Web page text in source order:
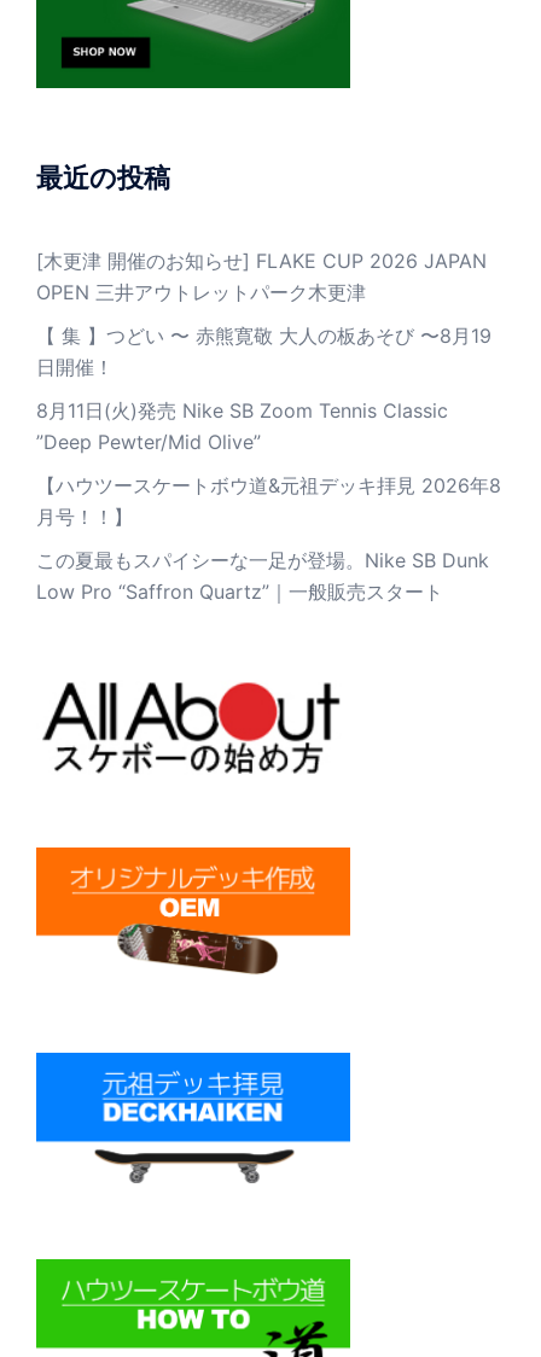
最近の投稿
[木更津 開催のお知らせ] FLAKE CUP 2026 JAPAN
OPEN 三井アウトレットパーク木更津
【 集 】つどい 〜 赤熊寛敬 大人の板あそび 〜8月19
日開催！
8月11日(火)発売 Nike SB Zoom Tennis Classic
”Deep Pewter/Mid Olive”
【ハウツースケートボウ道&元祖デッキ拝見 2026年8
月号！！】
この夏最もスパイシーな一足が登場。Nike SB Dunk
Low Pro “Saffron Quartz”｜一般販売スタート